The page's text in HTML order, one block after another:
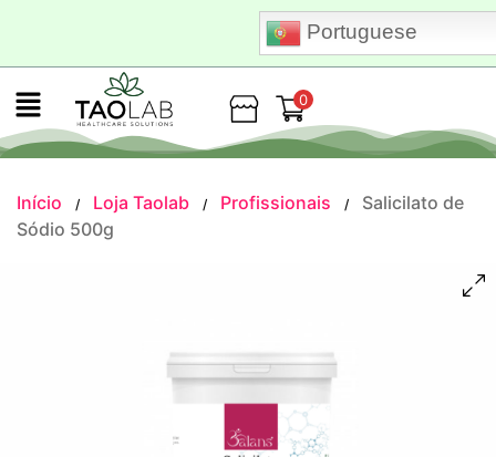
Portuguese
Loja
0
Início / Loja Taolab / Profissionais /
Salicilato de
Sódio 500g